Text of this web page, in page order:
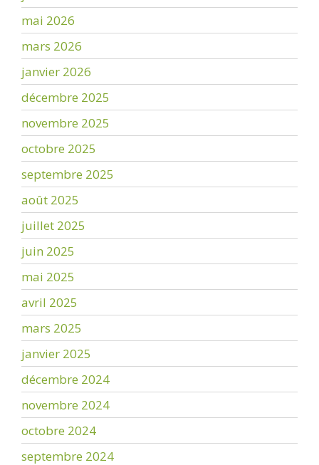
mai 2026
mars 2026
janvier 2026
décembre 2025
novembre 2025
octobre 2025
septembre 2025
août 2025
juillet 2025
juin 2025
mai 2025
avril 2025
mars 2025
janvier 2025
décembre 2024
novembre 2024
octobre 2024
septembre 2024